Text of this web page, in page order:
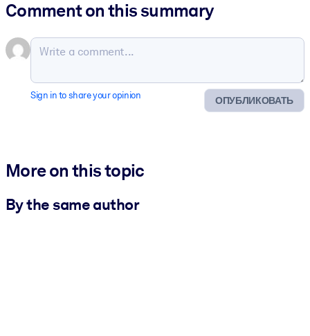
Comment on this summary
ОПУБЛИКОВАТЬ
Sign in to share your opinion
More on this topic
By the same author